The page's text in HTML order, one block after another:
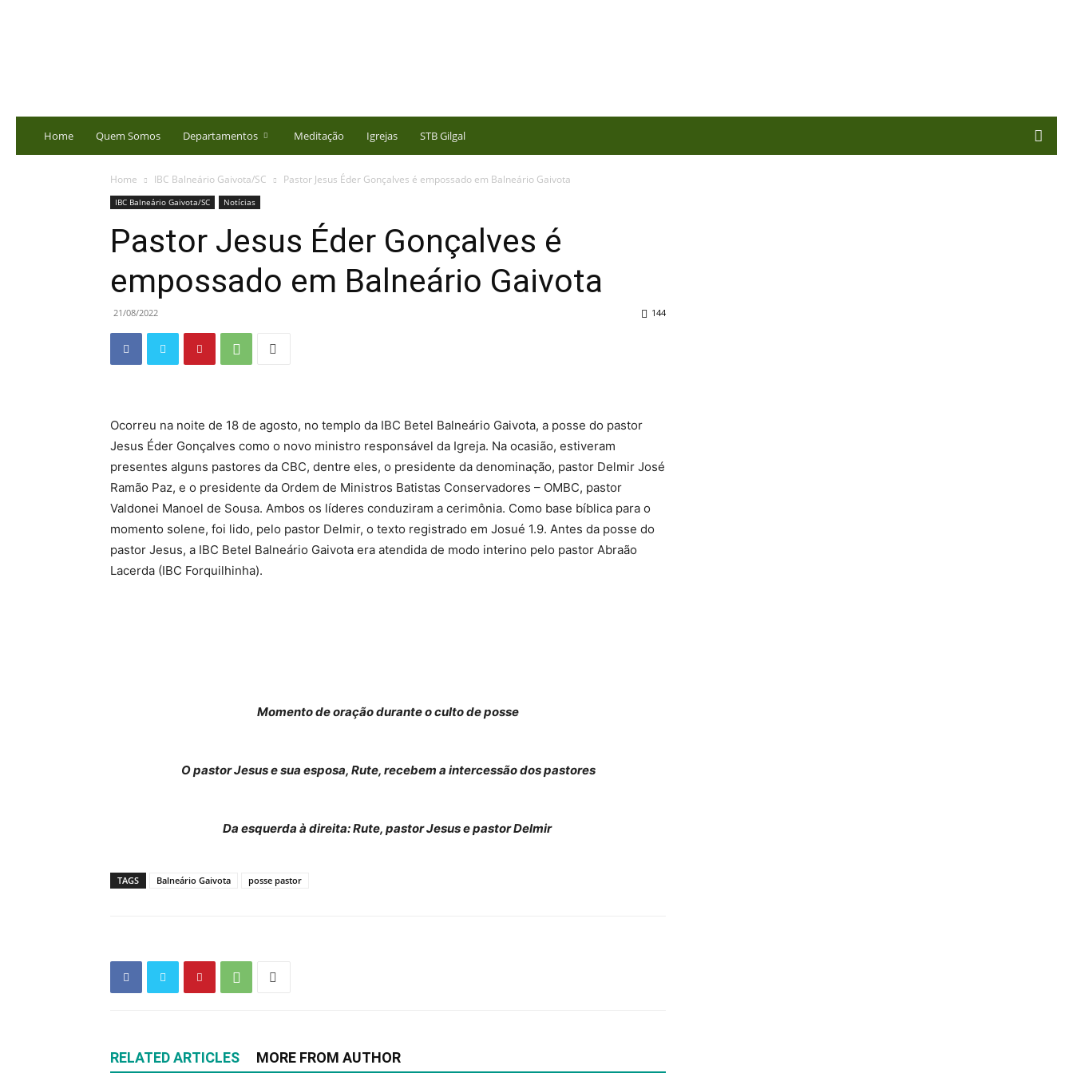
Home Quem Somos Departamentos Meditação Igrejas STB Gilgal
Home IBC Balneário Gaivota/SC Pastor Jesus Éder Gonçalves é empossado em Balneário Gaivota
IBC Balneário Gaivota/SC Notícias
Pastor Jesus Éder Gonçalves é
empossado em Balneário Gaivota
21/08/2022 144
Ocorreu na noite de 18 de agosto, no templo da IBC Betel Balneário Gaivota, a posse do pastor
Jesus Éder Gonçalves como o novo ministro responsável da Igreja. Na ocasião, estiveram
presentes alguns pastores da CBC, dentre eles, o presidente da denominação, pastor Delmir José
Ramão Paz, e o presidente da Ordem de Ministros Batistas Conservadores – OMBC, pastor
Valdonei Manoel de Sousa. Ambos os líderes conduziram a cerimônia. Como base bíblica para o
momento solene, foi lido, pelo pastor Delmir, o texto registrado em Josué 1.9. Antes da posse do
pastor Jesus, a IBC Betel Balneário Gaivota era atendida de modo interino pelo pastor Abraão
Lacerda (IBC Forquilhinha).
Momento de oração durante o culto de posse
O pastor Jesus e sua esposa, Rute, recebem a intercessão dos pastores
Da esquerda à direita: Rute, pastor Jesus e pastor Delmir
TAGS Balneário Gaivota posse pastor
RELATED ARTICLES MORE FROM AUTHOR